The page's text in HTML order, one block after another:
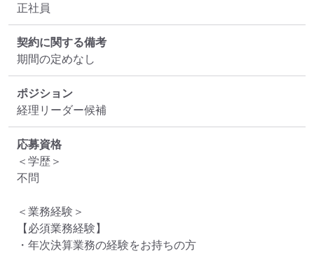
正社員
契約に関する備考
期間の定めなし
ポジション
経理リーダー候補
応募資格
＜学歴＞
不問
＜業務経験＞
【必須業務経験】
・年次決算業務の経験をお持ちの方